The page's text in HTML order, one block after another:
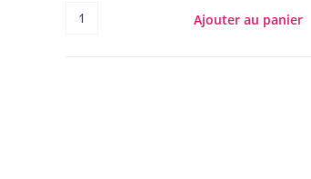
Ajouter au panier